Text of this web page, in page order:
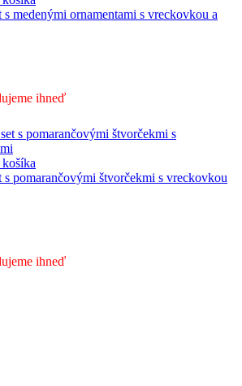
medenými ornamentami s vreckovkou a
ihneď
pomarančovými štvorčekmi s vreckovkou
ihneď